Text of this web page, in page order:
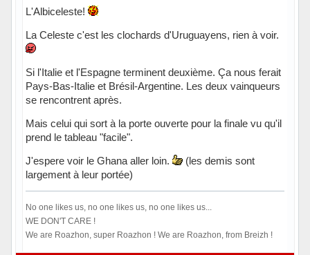
L'Albiceleste!
La Celeste c'est les clochards d'Uruguayens, rien à voir.
Si l'Italie et l'Espagne terminent deuxième. Ça nous ferait
Pays-Bas-Italie et Brésil-Argentine. Les deux vainqueurs
se rencontrent après.
Mais celui qui sort à la porte ouverte pour la finale vu qu'il
prend le tableau "facile".
J'espere voir le Ghana aller loin.
(les demis sont
largement à leur portée)
No one likes us, no one likes us, no one likes us...
WE DON'T CARE !
We are Roazhon, super Roazhon ! We are Roazhon, from Breizh !